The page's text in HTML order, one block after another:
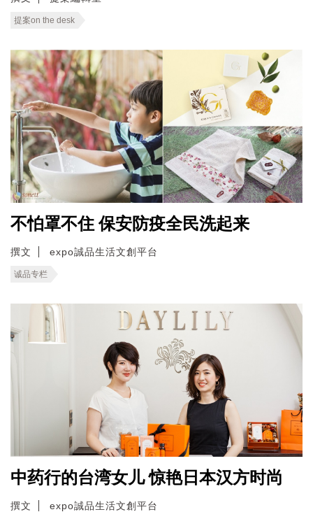
提案on the desk
不怕罩不住 保安防疫全民洗起来
撰文 expo誠品生活文創平台
诚品专栏
中药行的台湾女儿 惊艳日本汉方时尚
撰文 expo誠品生活文創平台